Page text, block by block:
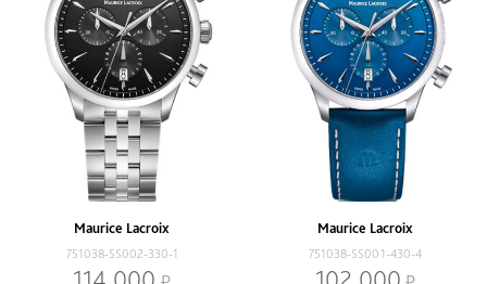
Maurice Lacroix
751038-SS002-330-1
Maurice Lacroix
751038-SS001-430-4